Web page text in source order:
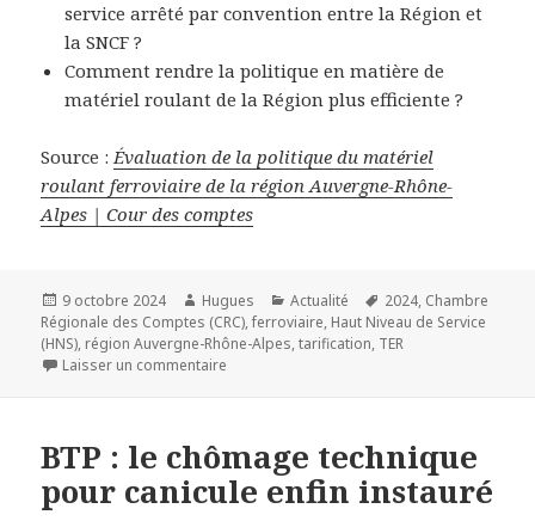
service arrêté par convention entre la Région et
la SNCF ?
Comment rendre la politique en matière de
matériel roulant de la Région plus efficiente ?
Source :Évaluation de la politique du matériel
roulant ferroviaire de la région Auvergne-Rhône-
Alpes | Cour des comptes
Publié
le
9 octobre 2024 Auteur
Hugues Catégories
Actualité
Mots-
clés
2024, Chambre
Régionale des Comptes (CRC),ferroviaire, Haut Niveau de Service
(HNS), région Auvergne-Rhône-Alpes,tarification, TER
Laisser un commentaire
BTP : le chômage technique
pour canicule enfin instauré